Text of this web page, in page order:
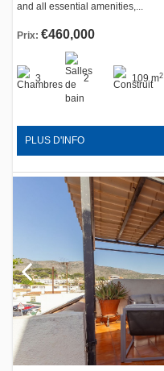
and all essential amenities,...
Prix: €460,000
3 2 109 m2
PLUS D'INFO